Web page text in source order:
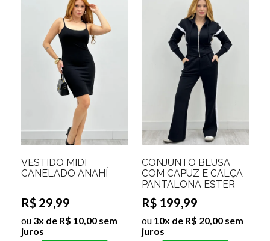
VESTIDO MIDI
CANELADO ANAHÍ
R$ 29,99
ou 3x de R$ 10,00 sem
juros
CONJUNTO BLUSA
COM CAPUZ E CALÇA
PANTALONA ESTER
R$ 199,99
ou 10x de R$ 20,00 sem
juros